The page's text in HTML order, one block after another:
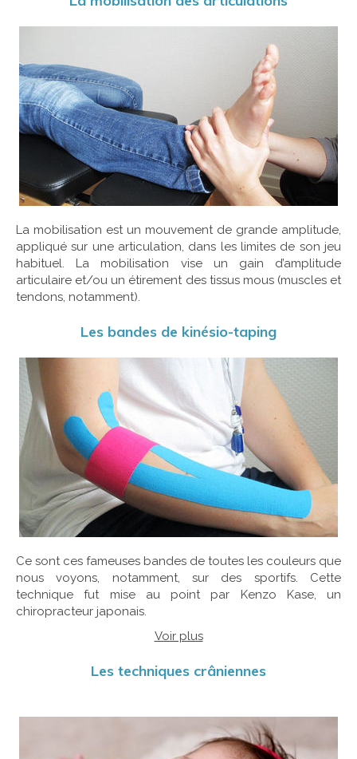
La mobilisation est un mouvement de grande amplitude,
appliqué sur une articulation, dans les limites de son jeu
habituel. La mobilisation vise un gain d’amplitude
articulaire et/ou un étirement des tissus mous (muscles et
tendons, notamment).
Les bandes de kinésio-taping
Ce sont ces fameuses bandes de toutes les couleurs que
nous voyons, notamment, sur des sportifs. Cette
technique fut mise au point par Kenzo Kase, un
chiropracteur japonais.
Voir plus
Les techniques crâniennes